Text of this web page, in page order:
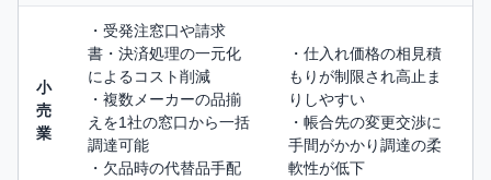
小
売
業
・受発注窓口や請求
書・決済処理の一元化
によるコスト削減
・複数メーカーの品揃
えを1社の窓口から一括
調達可能
・欠品時の代替品手配
・仕入れ価格の相見積
もりが制限され高止ま
りしやすい
・帳合先の変更交渉に
手間がかかり調達の柔
軟性が低下